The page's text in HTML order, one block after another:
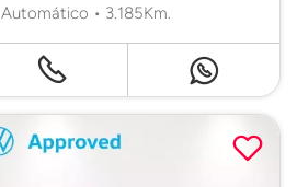
• 3.185Km.